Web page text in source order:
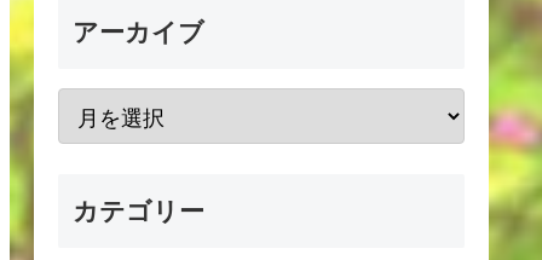
アーカイブ
カテゴリー